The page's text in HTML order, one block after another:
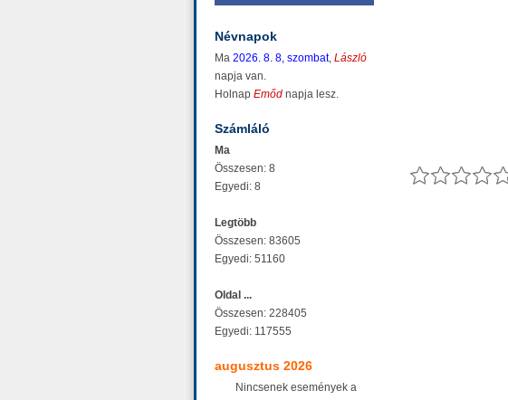
Névnapok
Ma 2026. 8. 8, szombat, László
napja van.
Holnap Emőd napja lesz.
Számláló
Ma
Összesen: 8
Egyedi: 8
Legtöbb
Összesen: 83605
Egyedi: 51160
Oldal ...
Összesen: 228405
Egyedi: 117555
augusztus 2026
Nincsenek események a